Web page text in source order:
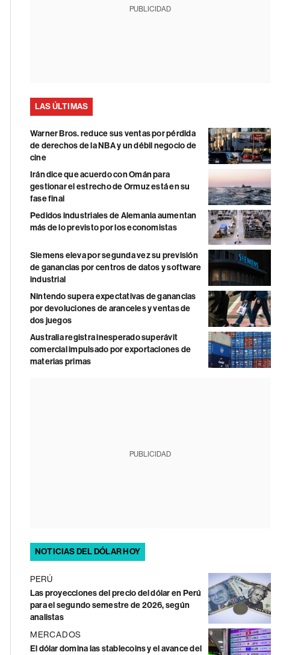
PUBLICIDAD
LAS ÚLTIMAS
Warner Bros. reduce sus ventas por pérdida
de derechos de la NBA y un débil negocio de
cine
Irán dice que acuerdo con Omán para
gestionar el estrecho de Ormuz está en su
fase final
Pedidos industriales de Alemania aumentan
más de lo previsto por los economistas
Siemens eleva por segunda vez su previsión
de ganancias por centros de datos y software
industrial
Nintendo supera expectativas de ganancias
por devoluciones de aranceles y ventas de
dos juegos
Australia registra inesperado superávit
comercial impulsado por exportaciones de
materias primas
PUBLICIDAD
NOTICIAS DEL DÓLAR HOY
PERÚ
Las proyecciones del precio del dólar en Perú
para el segundo semestre de 2026, según
analistas
MERCADOS
El dólar domina las stablecoins y el avance del